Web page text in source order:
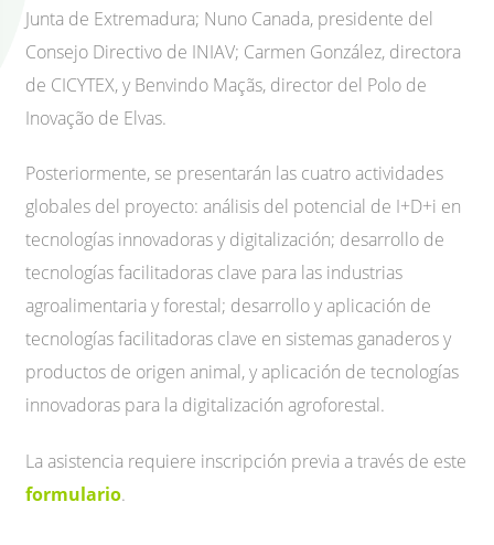
Junta de Extremadura; Nuno Canada, presidente del
Consejo Directivo de INIAV; Carmen González, directora
de CICYTEX, y Benvindo Maçãs, director del Polo de
Inovação de Elvas.
Posteriormente, se presentarán las cuatro actividades
globales del proyecto: análisis del potencial de I+D+i en
tecnologías innovadoras y digitalización; desarrollo de
tecnologías facilitadoras clave para las industrias
agroalimentaria y forestal; desarrollo y aplicación de
tecnologías facilitadoras clave en sistemas ganaderos y
productos de origen animal, y aplicación de tecnologías
innovadoras para la digitalización agroforestal.
La asistencia requiere inscripción previa a través de este
formulario.